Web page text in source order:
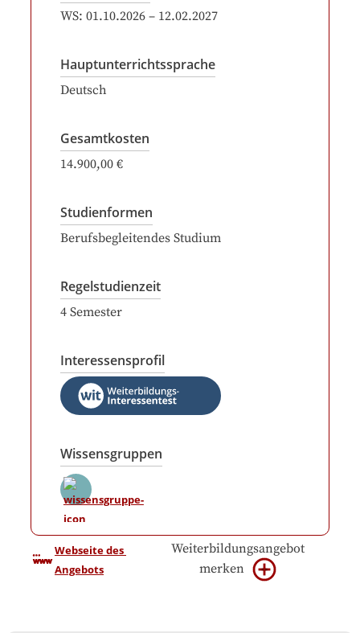
WS: 01.10.2026 – 12.02.2027
Hauptunterrichtssprache
Deutsch
Gesamtkosten
14.900,00 €
Studienformen
Berufsbegleitendes Studium
Regelstudienzeit
4 Semester
Interessensprofil
Wissensgruppen
Webseite des
Angebots
Weiterbildungsangebot
merken